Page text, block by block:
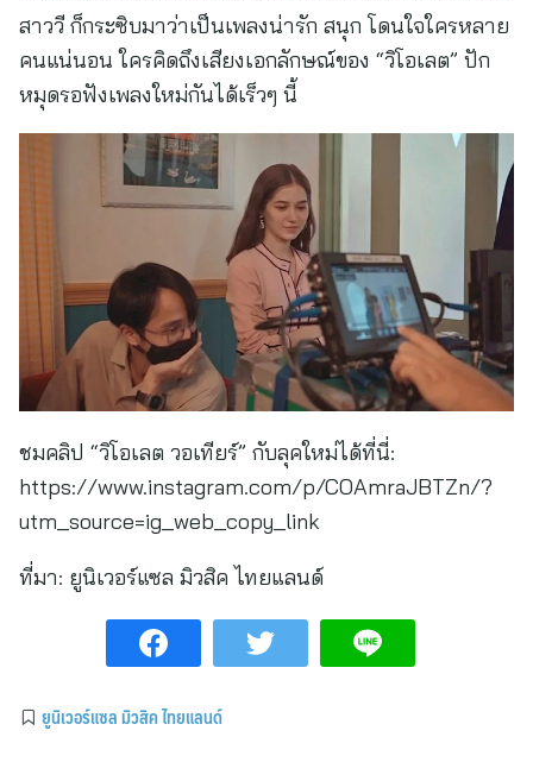
สาววี ก็กระซิบมาว่าเป็นเพลงน่ารัก สนุก โดนใจใครหลาย
คนแน่นอน ใครคิดถึงเสียงเอกลักษณ์ของ “วิโอเลต” ปัก
หมุดรอฟังเพลงใหม่กันได้เร็วๆ นี้
ชมคลิป “วิโอเลต วอเทียร์” กับลุคใหม่ได้ที่นี่:
https://www.instagram.com/p/COAmraJBTZn/?
utm_source=ig_web_copy_link
ที่มา: ยูนิเวอร์แซล มิวสิค ไทยแลนด์
ยูนิเวอร์แซล มิวสิค ไทยแลนด์